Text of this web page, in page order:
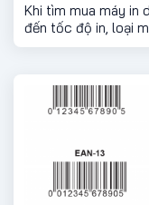
Khi tìm mua máy in
đến tốc độ in, loại
một thông số rất
hơn.